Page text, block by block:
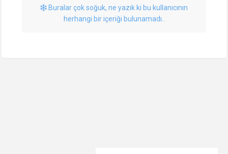
Buralar çok soğuk, ne yazık ki bu kullanıcının
herhangi bir içeriği bulunamadı..